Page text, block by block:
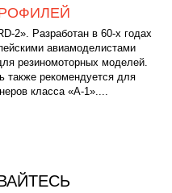
2». Разработан в 60-х годах
авиамоделистами
резиномоторных моделей.
также рекомендуется для
класса «А-1»....